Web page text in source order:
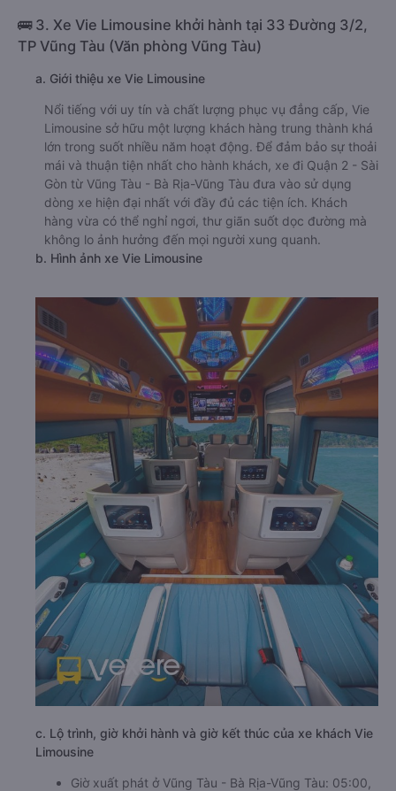
🚌 3. Xe Vie Limousine khởi hành tại 33 Đường 3/2,
TP Vũng Tàu (Văn phòng Vũng Tàu)
a. Giới thiệu xe Vie Limousine
Nổi tiếng với uy tín và chất lượng phục vụ đẳng cấp, Vie
Limousine sở hữu một lượng khách hàng trung thành khá
lớn trong suốt nhiều năm hoạt động. Để đảm bảo sự thoải
mái và thuận tiện nhất cho hành khách, xe đi Quận 2 - Sài
Gòn từ Vũng Tàu - Bà Rịa-Vũng Tàu đưa vào sử dụng
dòng xe hiện đại nhất với đầy đủ các tiện ích. Khách
hàng vừa có thể nghỉ ngơi, thư giãn suốt dọc đường mà
không lo ảnh hưởng đến mọi người xung quanh.
b. Hình ảnh xe Vie Limousine
c. Lộ trình, giờ khởi hành và giờ kết thúc của xe khách Vie
Limousine
Giờ xuất phát ở Vũng Tàu - Bà Rịa-Vũng Tàu: 05:00,